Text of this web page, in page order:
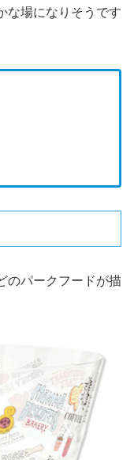
な場になりそうです
のパークフードが描